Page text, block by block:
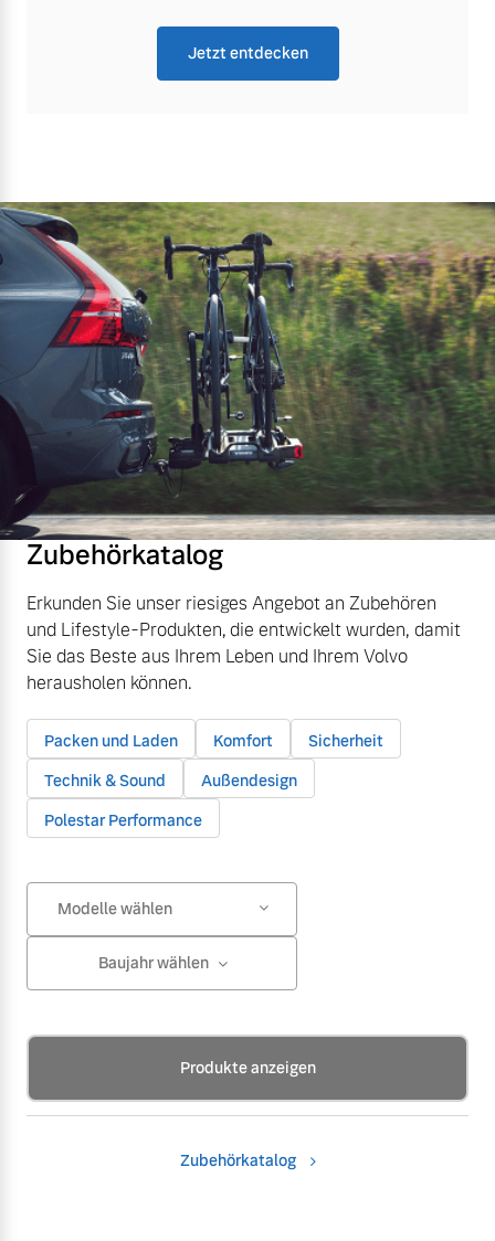
Jetzt entdecken
Zubehörkatalog
Erkunden Sie unser riesiges Angebot an Zubehören
und Lifestyle-Produkten, die entwickelt wurden, damit
Sie das Beste aus Ihrem Leben und Ihrem Volvo
herausholen können.
Packen und Laden Komfort
Sicherheit
Technik & Sound
Außendesign
Polestar Performance
Modelle wählen
Baujahr wählen
Produkte anzeigen
Zubehörkatalog